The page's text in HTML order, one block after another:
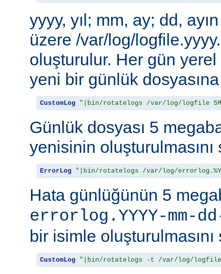
yyyy, yıl; mm, ay; dd,
üzere /var/log/
oluşturulur. Her gün yerel
yeni bir günlük
CustomLog "|bin/rotatelogs /var/log/logfile
Günlük dosyası 5
yenisinin oluşturulmasını
ErrorLog "|bin/rotatelogs /var/log/errorlog.%Y-
Hata günlüğünün 5
errorlog.YYYY-mm-dd-
bir isimle oluşturulmasını
CustomLog "|bin/rotatelogs -t /var/log/logfile